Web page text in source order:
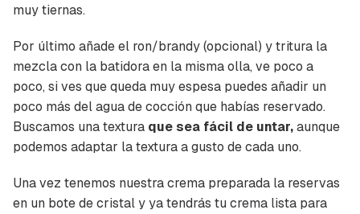
muy tiernas.
Por último añade el ron/brandy (opcional) y tritura la
mezcla con la batidora en la misma olla, ve poco a
poco, si ves que queda muy espesa puedes añadir un
poco más del agua de cocción que habías reservado.
Buscamos una textura que sea fácil de untar,aunque
podemos adaptar la textura a gusto de cada uno.
Una vez tenemos nuestra crema preparada la reservas
en un bote de cristal y ya tendrás tu crema lista para